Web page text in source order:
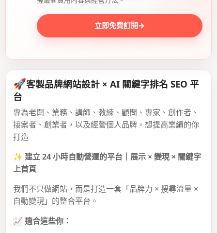
立即免費訂閱→
🚀客製品牌網站設計 × AI 關鍵字排名 SEO 平
台
專為老闆、業務、講師、教練、顧問、專家、創作者、
接案者、創業者，以及經營個人品牌，想提高業績的你
打造
✨ 建立 24 小時自動營運的平台｜展示 × 變現 × 關鍵字
上首頁
我們不只做網站，而是打造一套「品牌力 × 搜尋流量 ×
自動變現」的整合平台。
📈 適合這些你：